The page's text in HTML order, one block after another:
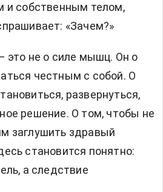
и собственным телом,
«Зачем?»
это не о силе мышц. Он о
честным с собой. О
развернуться,
решение. О том, чтобы не
заглушить здравый
становится понятно:
а следствие